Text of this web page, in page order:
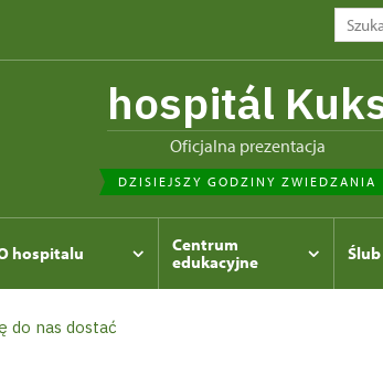
hospitál
Oficjalna prezentacja
DZISIEJSZY GODZINY ZWIEDZANIA
hospitalu
Centrum
edukacyjne
do nas dostać